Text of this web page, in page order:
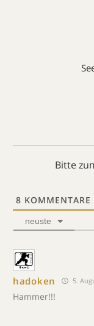
Bitte
8 KOMMENTARE
neuste
hadoken 5.
Hammer!!!